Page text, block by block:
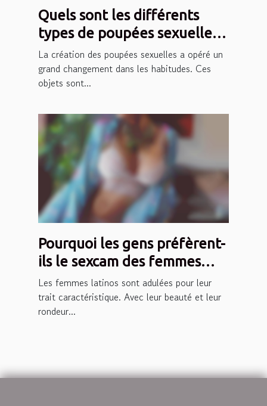
Quels sont les différents
types de poupées sexuelles
sur le marché ?
La création des poupées sexuelles a opéré un
grand changement dans les habitudes. Ces
objets sont...
Pourquoi les gens préfèrent-
ils le sexcam des femmes
latinos ?
Les femmes latinos sont adulées pour leur
trait caractéristique. Avec leur beauté et leur
rondeur...